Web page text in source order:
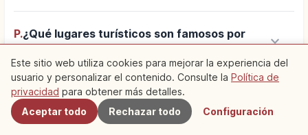
P.¿Qué lugares turísticos son famosos por
keyboard_arrow_down
P.¿Cómo llegar al Kappabuchi de Tono y qué
tener en cuenta al visitarlo?
Cercanos
Este sitio web utiliza cookies para mejorar la experiencia del
usuario y personalizar el contenido. Consulte la Política de
privacidad para obtener más detalles.
Aceptar todo
Rechazar todo Configuración